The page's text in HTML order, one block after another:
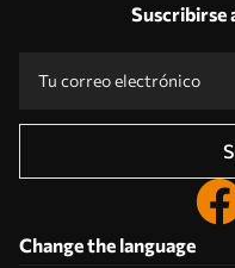
Suscribirse
Change the language